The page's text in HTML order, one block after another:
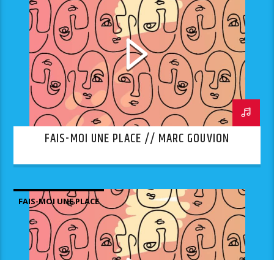
FAIS-MOI UNE PLACE // MARC GOUVION
FAIS-MOI UNE PLACE